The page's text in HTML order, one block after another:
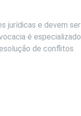
jurídicas e devem
é
de conflitos.